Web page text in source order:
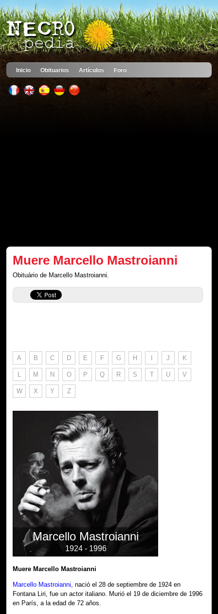
Inicio Obituarios Artículos Foro
Muere Marcello Mastroianni
Obituário de Marcello Mastroianni.
A B C D E F G H I J K
L M N O P Q R S T U V
W X Y Z
Marcello Mastroianni
1924 - 1996
Muere Marcello Mastroianni
Marcello Mastroianni , nació el 28 de septiembre de 1924 en
Fontana Liri, fue un actor italiano. Murió el 19 de diciembre de 1996
en París, a la edad de 72 años.